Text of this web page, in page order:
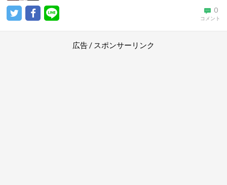
0
コメント
広告 / スポンサーリンク